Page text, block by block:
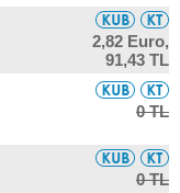
2,82 Euro,
91,43 TL
0 TL
0 TL